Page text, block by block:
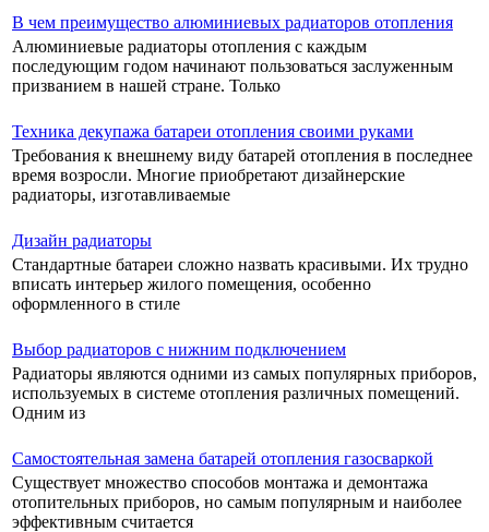
В чем преимущество алюминиевых радиаторов отопления
Алюминиевые радиаторы отопления с каждым
последующим годом начинают пользоваться заслуженным
призванием в нашей стране. Только
Техника декупажа батареи отопления своими руками
Требования к внешнему виду батарей отопления в последнее
время возросли. Многие приобретают дизайнерские
радиаторы, изготавливаемые
Дизайн радиаторы
Стандартные батареи сложно назвать красивыми. Их трудно
вписать интерьер жилого помещения, особенно
оформленного в стиле
Выбор радиаторов с нижним подключением
Радиаторы являются одними из самых популярных приборов,
используемых в системе отопления различных помещений.
Одним из
Самостоятельная замена батарей отопления газосваркой
Существует множество способов монтажа и демонтажа
отопительных приборов, но самым популярным и наиболее
эффективным считается